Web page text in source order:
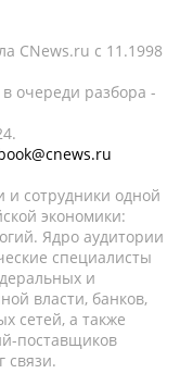
CNews.ru c 11.1998
очереди разбора -
и сотрудники одной
экономики:
Ядро аудитории
специалисты
и
власти, банков,
сетей, а также
поставщиков
связи.